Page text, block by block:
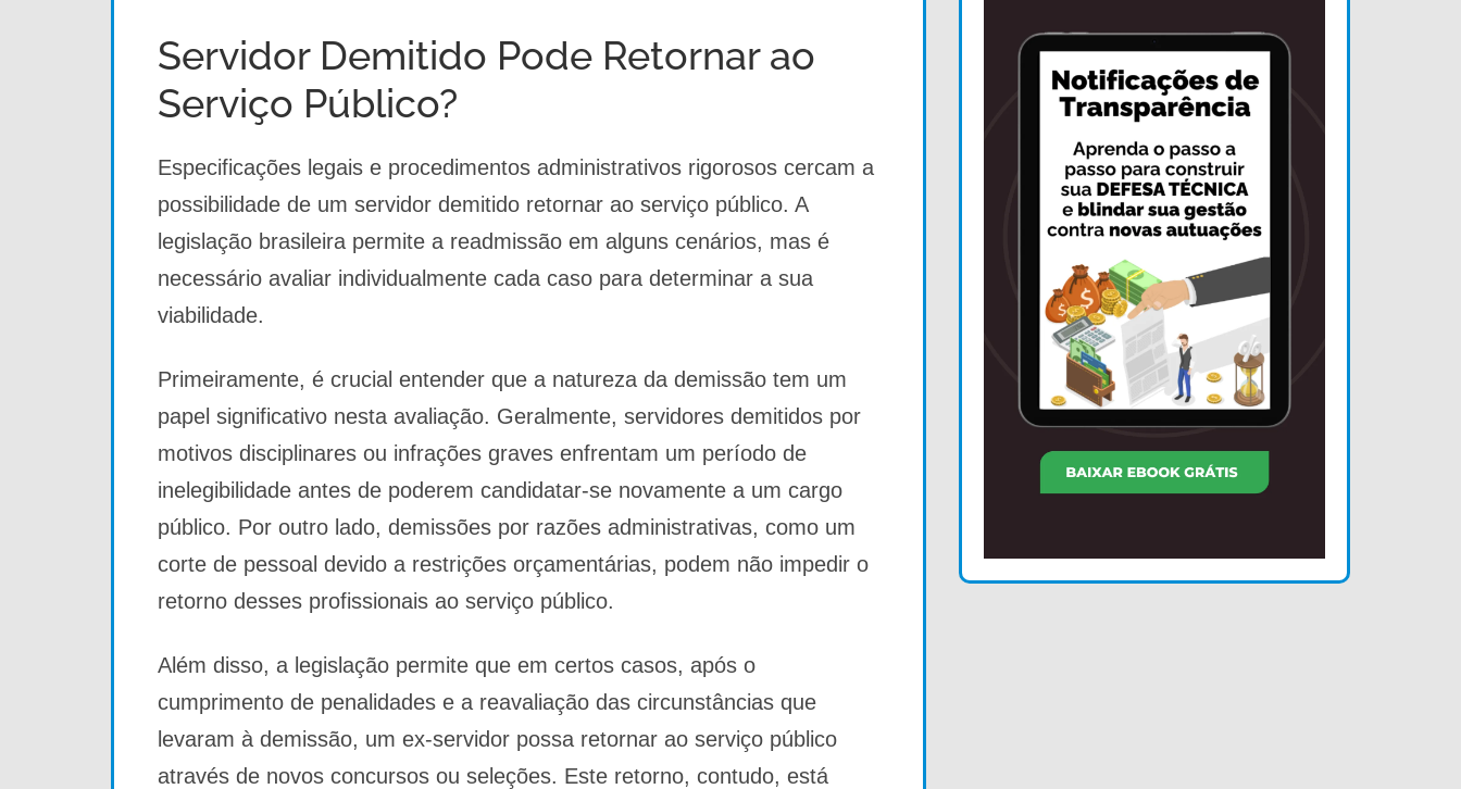
Servidor Demitido Pode Retornar ao
Serviço Público?
Especificações legais e procedimentos administrativos rigorosos cercam a
possibilidade de um servidor demitido retornar ao serviço público. A
legislação brasileira permite a readmissão em alguns cenários, mas é
necessário avaliar individualmente cada caso para determinar a sua
viabilidade.
Primeiramente, é crucial entender que a natureza da demissão tem um
papel significativo nesta avaliação. Geralmente, servidores demitidos por
motivos disciplinares ou infrações graves enfrentam um período de
inelegibilidade antes de poderem candidatar-se novamente a um cargo
público. Por outro lado, demissões por razões administrativas, como um
corte de pessoal devido a restrições orçamentárias, podem não impedir o
retorno desses profissionais ao serviço público.
Além disso, a legislação permite que em certos casos, após o
cumprimento de penalidades e a reavaliação das circunstâncias que
levaram à demissão, um ex-servidor possa retornar ao serviço público
através de novos concursos ou seleções. Este retorno, contudo, está